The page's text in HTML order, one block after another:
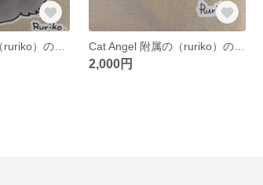
Cat Angel附属の（ruriko）のトートバッグ Cat Angel 附属の（ruriko）のトートバッグ
2,000円